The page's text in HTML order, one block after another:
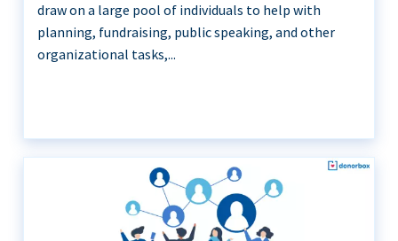
draw on a large pool of individuals to help with
planning, fundraising, public speaking, and other
organizational tasks,...